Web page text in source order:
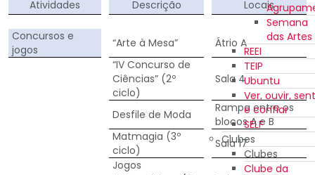
Semana
das Artes
REEI
TEIP
Ubuntu
Ver, ouvir,
e confiar
SELF
Clubes
Clubes
Clube da
Atividades Descrição Locais
Concursos e
jogos
“Arte à Mesa”
Átrio A
“IV Concurso de
Ciências” (2º
ciclo)
Sala 4
Desfile de Moda
Rampa entre os
blocos A e B
Matmagia (3º
ciclo)
Sala 17
Jogos